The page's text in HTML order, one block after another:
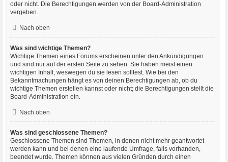
oder nicht. Die Berechtigungen werden von der Board-Administration
vergeben.
Nach oben
Was sind wichtige Themen?
Wichtige Themen eines Forums erscheinen unter den Ankündigungen
und sind nur auf der ersten Seite zu sehen. Sie haben meist einen
wichtigen Inhalt, weswegen du sie lesen solltest. Wie bei den
Bekanntmachungen hängt es von deinen Berechtigungen ab, ob du
wichtige Themen erstellen kannst oder nicht; die Berechtigungen stellt die
Board-Administration ein.
Nach oben
Was sind geschlossene Themen?
Geschlossene Themen sind Themen, in denen nicht mehr geantwortet
werden kann und bei denen eine laufende Umfrage, falls vorhanden,
beendet wurde. Themen können aus vielen Gründen durch einen